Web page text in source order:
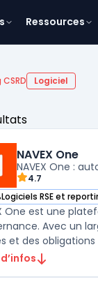
Ressources
Logiciel
NAVEX One
NAVEX One :
4.7
Logiciels RSE et
NAVEX One dans
One est une
Avec un